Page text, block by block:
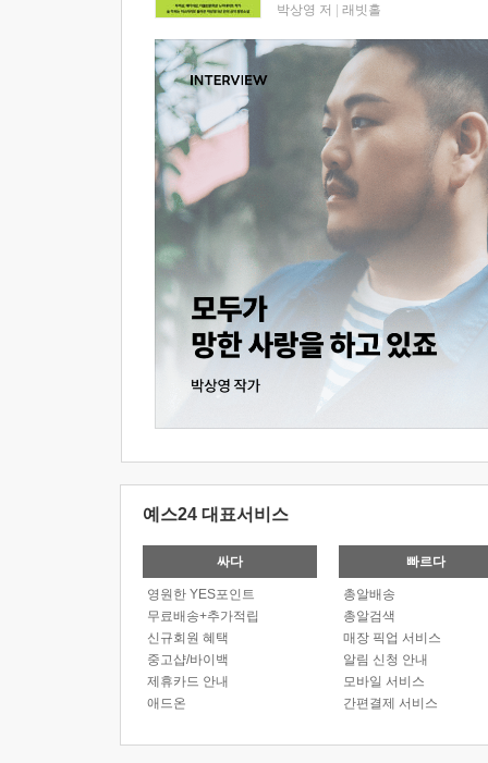
박상영 저 래빗홀
예스24 대표서비스
싸다
영원한 YES포인트
무료배송+추가적립
신규회원 혜택
중고샵/바이백
제휴카드 안내
애드온
빠르다
총알배송
총알검색
매장 픽업 서비스
알림 신청 안내
모바일 서비스
간편결제 서비스